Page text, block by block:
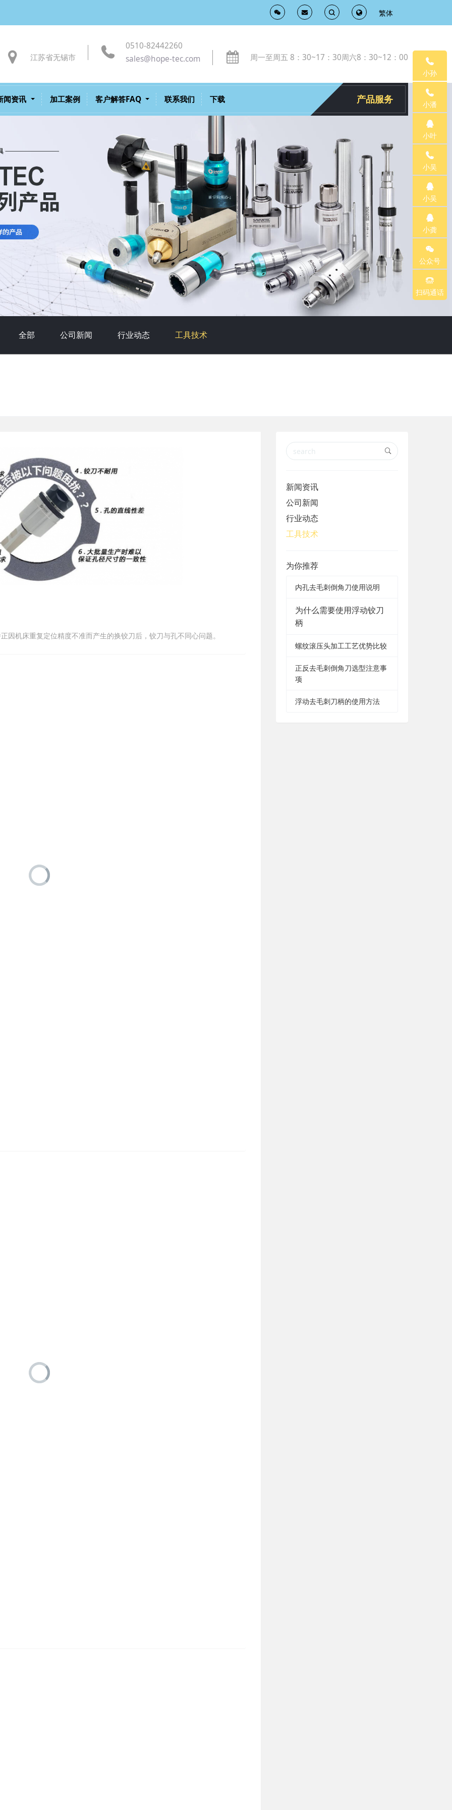
T
g
l
e
a
c
h
T
g
l
S
c
繁体
江苏省无锡市
0510-82442260
sales@hope-tec.com
周一至周五 8：30~17：30周六8：30~12：00
产品服务
闻资讯 加工案例 客户解答FAQ 联系我们 下载
全部 公司新闻 行业动态 工具技术
因机床重复定位精度不准而产生的换铰刀后，铰刀与孔不同心问题。
新闻资讯
公司新闻
行业动态
工具技术
为你推荐
内孔去毛刺倒角刀使用说明
为什么需要使用浮动铰刀
柄
螺纹滚压头加工工艺优势比较
正反去毛刺倒角刀选型注意事
项
浮动去毛刺刀柄的使用方法
小孙
小潘
小叶
小吴
小吴
小龚
公众号
扫码通话